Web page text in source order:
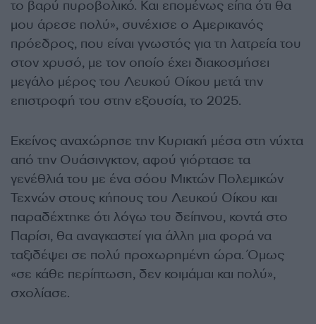
το βαρύ πυροβολικό. Και επομένως είπα ότι θα
μου άρεσε πολύ», συνέχισε ο Αμερικανός
πρόεδρος, που είναι γνωστός για τη λατρεία του
στον χρυσό, με τον οποίο έχει διακοσμήσει
μεγάλο μέρος του Λευκού Οίκου μετά την
επιστροφή του στην εξουσία, το 2025.
Εκείνος αναχώρησε την Κυριακή μέσα στη νύχτα
από την Ουάσινγκτον, αφού γιόρτασε τα
γενέθλιά του με ένα σόου Μικτών Πολεμικών
Τεχνών στους κήπους του Λευκού Οίκου και
παραδέχτηκε ότι λόγω του δείπνου, κοντά στο
Παρίσι, θα αναγκαστεί για άλλη μια φορά να
ταξιδέψει σε πολύ προχωρημένη ώρα. Όμως
«σε κάθε περίπτωση, δεν κοιμάμαι και πολύ»,
σχολίασε.